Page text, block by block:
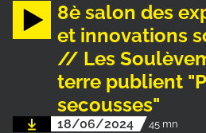
8è salon des
et innovations
// Les
terre publient
secousses"
18/06/2024 45 mn